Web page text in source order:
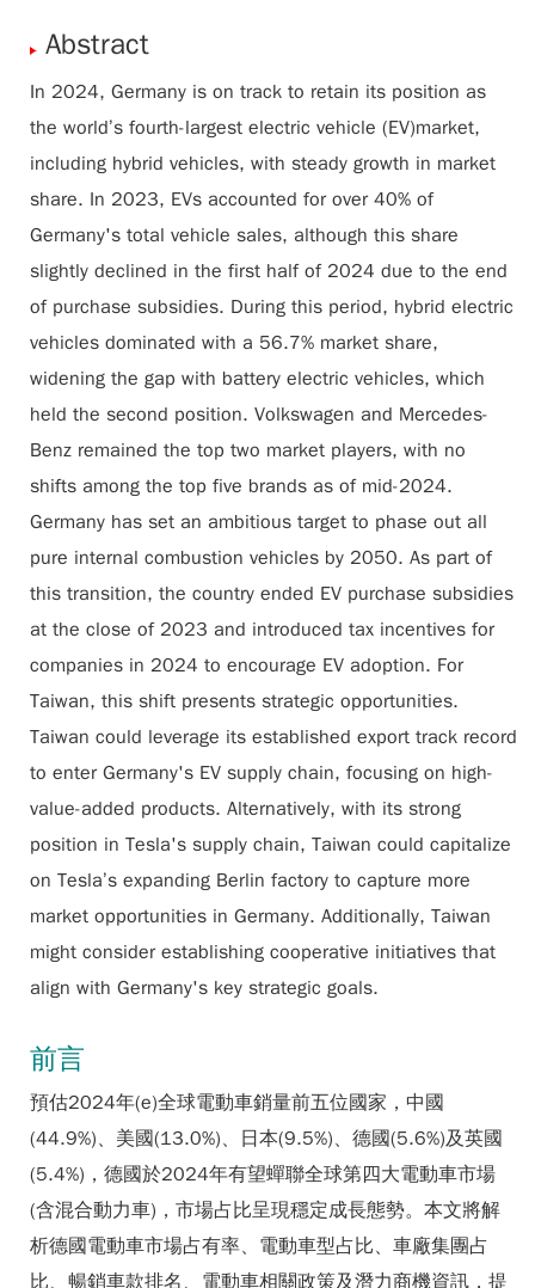
Abstract
In 2024, Germany is on track to retain its position as
the world’s fourth-largest electric vehicle (EV)market,
including hybrid vehicles, with steady growth in market
share. In 2023, EVs accounted for over 40% of
Germany's total vehicle sales, although this share
slightly declined in the first half of 2024 due to the end
of purchase subsidies. During this period, hybrid electric
vehicles dominated with a 56.7% market share,
widening the gap with battery electric vehicles, which
held the second position. Volkswagen and Mercedes-
Benz remained the top two market players, with no
shifts among the top five brands as of mid-2024.
Germany has set an ambitious target to phase out all
pure internal combustion vehicles by 2050. As part of
this transition, the country ended EV purchase subsidies
at the close of 2023 and introduced tax incentives for
companies in 2024 to encourage EV adoption. For
Taiwan, this shift presents strategic opportunities.
Taiwan could leverage its established export track record
to enter Germany's EV supply chain, focusing on high-
value-added products. Alternatively, with its strong
position in Tesla's supply chain, Taiwan could capitalize
on Tesla’s expanding Berlin factory to capture more
market opportunities in Germany. Additionally, Taiwan
might consider establishing cooperative initiatives that
align with Germany's key strategic goals.
前言
預估2024年(e)全球電動車銷量前五位國家，中國
(44.9%)、美國(13.0%)、日本(9.5%)、德國(5.6%)及英國
(5.4%)，德國於2024年有望蟬聯全球第四大電動車市場
(含混合動力車)，市場占比呈現穩定成長態勢。本文將解
析德國電動車市場占有率、電動車型占比、車廠集團占
比、暢銷車款排名、電動車相關政策及潛力商機資訊，提